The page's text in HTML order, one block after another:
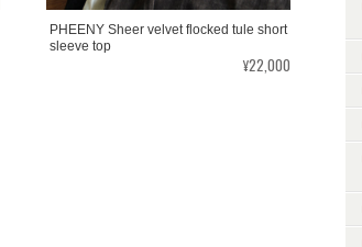
PHEENY Sheer velvet flocked tule short
sleeve top
¥22,000